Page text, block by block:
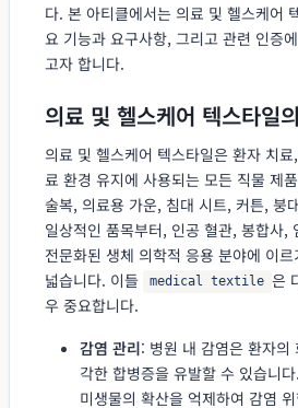
다. 본 아티클에서는 의료 및 헬스케어
요 기능과 요구사항, 그리고 관련 인증
고자 합니다.
의료 및 헬스케어 텍스타일
의료 및 헬스케어 텍스타일은 환자 치
료 환경 유지에 사용되는 모든 직물 제
술복, 의료용 가운, 침대 시트, 커튼, 붕
일상적인 품목부터, 인공 혈관, 봉합사,
전문화된 생체 의학적 응용 분야에 이
넓습니다. 이들
medical textile 은
우 중요합니다.
감염 관리: 병원 내 감염은 환자의
각한 합병증을 유발할 수 있습니
미생물의 확산을 억제하여 감염